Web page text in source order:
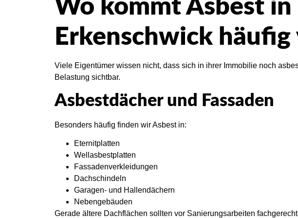
Wo kommt Asbest
Erkenschwick häufig
Viele Eigentümer wissen nicht, dass sich in ihrer Immobilie noch
Belastung sichtbar.
Asbestdächer und Fassaden
Besonders häufig finden wir Asbest in:
Eternitplatten
Wellasbestplatten
Fassadenverkleidungen
Dachschindeln
Garagen- und Hallendächern
Nebengebäuden
Gerade ältere Dachflächen sollten vor Sanierungsarbeiten